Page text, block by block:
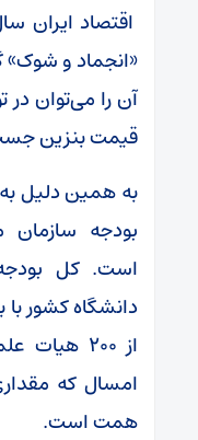
اقتصاد ایران
«انجماد و شوک»
آن را می‌توان
قیمت بنزین
به همین دلیل
است. کل بودجه
از ۲۰۰
همت است.